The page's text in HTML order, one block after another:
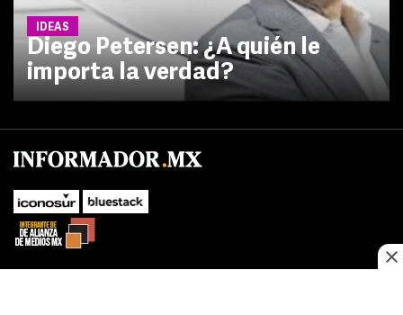
IDEAS
Diego Petersen: ¿A quién le
importa la verdad?